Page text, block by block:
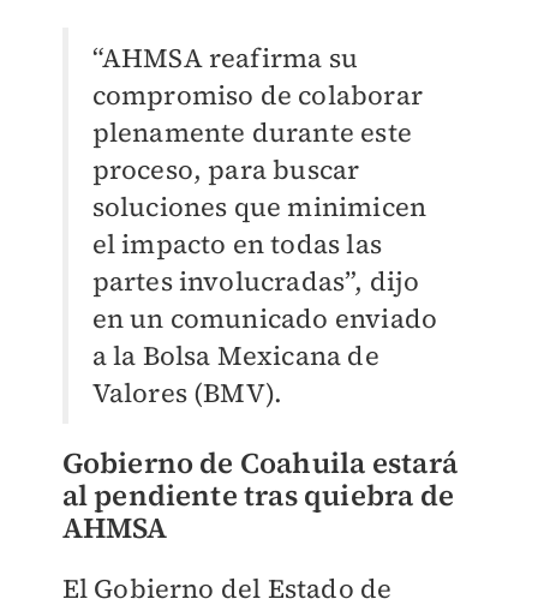
“AHMSA reafirma su
compromiso de colaborar
plenamente durante este
proceso, para buscar
soluciones que minimicen
el impacto en todas las
partes involucradas”, dijo
en un comunicado enviado
a la Bolsa Mexicana de
Valores (BMV).
Gobierno de Coahuila estará
al pendiente tras quiebra de
AHMSA
El Gobierno del Estado de